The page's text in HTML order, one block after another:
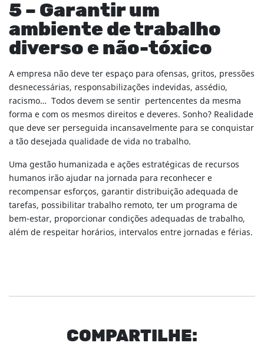
COMPARTILHE:
5 – Garantir um
ambiente de trabalho
diverso e não-tóxico
A empresa não deve ter espaço para ofensas, gritos, pressões
desnecessárias, responsabilizações indevidas, assédio,
racismo… Todos devem se sentir pertencentes da mesma
forma e com os mesmos direitos e deveres. Sonho? Realidade
que deve ser perseguida incansavelmente para se conquistar
a tão desejada qualidade de vida no trabalho.
Uma gestão humanizada e ações estratégicas de recursos
humanos irão ajudar na jornada para reconhecer e
recompensar esforços, garantir distribuição adequada de
tarefas, possibilitar trabalho remoto, ter um programa de
bem-estar, proporcionar condições adequadas de trabalho,
além de respeitar horários, intervalos entre jornadas e férias.